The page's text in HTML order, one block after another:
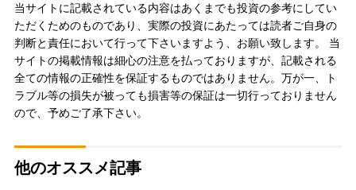
当サイトに記載されている内容はあくまでも投資の参考にしてい
ただくためのものであり、実際の投資にあたっては読者ご自身の
判断と責任において行って下さいますよう、お願い致します。 当
サイトの掲載情報は細心の注意を払っておりますが、記載される
全ての情報の正確性を保証するものではありません。万が一、ト
ラブル等の損失が被っても損害等の保証は一切行っておりません
ので、予めご了承下さい。
他のオススメ記事